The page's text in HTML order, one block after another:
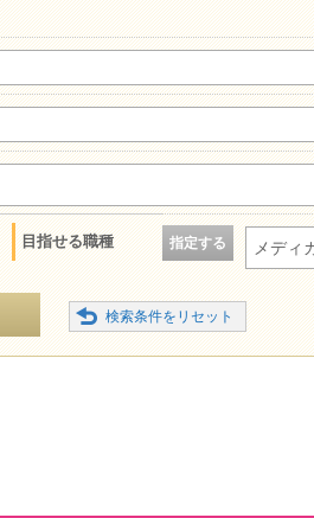
目指せる職種 指定する メディ